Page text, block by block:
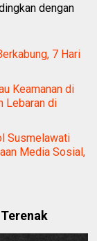
dengan
7 Hari
Keamanan di
Lebaran di
Susmelawati
Media Sosial,